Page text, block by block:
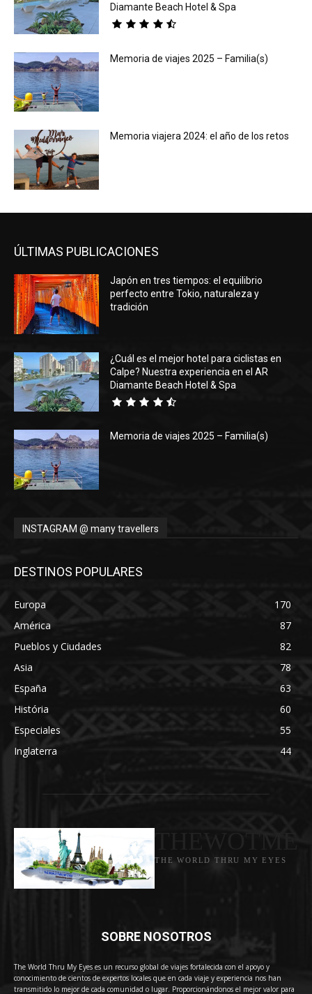
Diamante Beach Hotel & Spa
Memoria de viajes 2025 – Familia(s)
Memoria viajera 2024: el año de los retos
ÚLTIMAS PUBLICACIONES
Japón en tres tiempos: el equilibrio
perfecto entre Tokio, naturaleza y
tradición
¿Cuál es el mejor hotel para ciclistas en
Calpe? Nuestra experiencia en el AR
Diamante Beach Hotel & Spa
Memoria de viajes 2025 – Familia(s)
INSTAGRAM @ many travellers
DESTINOS POPULARES
Europa
170
América
87
Pueblos y Ciudades
82
Asia
78
España
63
História
60
Especiales
55
Inglaterra
44
THE WORLD THRU MY EYES
SOBRE NOSOTROS
The World Thru My Eyes es un recurso global de viajes fortalecida con el apoyo y
conocimiento de cientos de expertos locales que en cada viaje y experiencia nos han
transmitido lo mejor de cada comunidad o lugar. Proporcionándonos el mejor valor para